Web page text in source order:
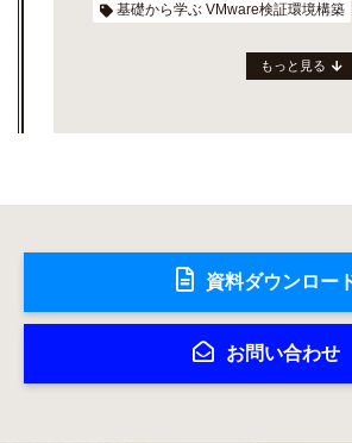
基礎から学ぶ VMware検証環境構築
もっと見る
資料ダウンロー
お問い合わせ